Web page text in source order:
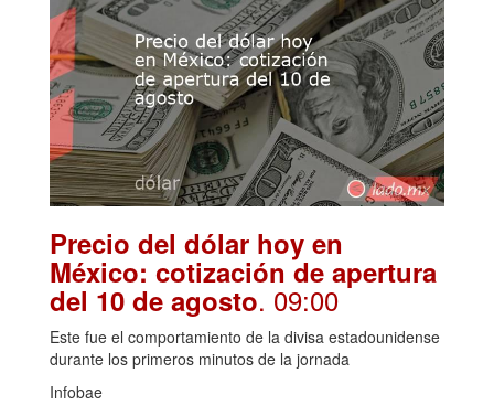
Precio del dólar hoy en
México: cotización de apertura
del 10 de agosto. 09:00
Este fue el comportamiento de la divisa estadounidense
durante los primeros minutos de la jornada
Infobae